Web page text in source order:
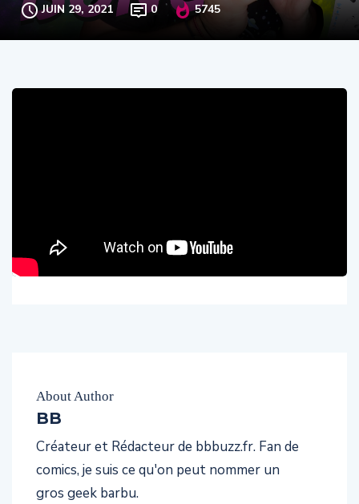
JUIN 29, 2021 0 5745
About Author
BB
Créateur et Rédacteur de bbbuzz.fr. Fan de
comics, je suis ce qu'on peut nommer un
gros geek barbu.